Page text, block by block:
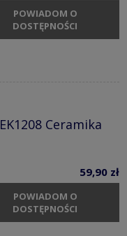
POWIADOM O
DOSTĘPNOŚCI
Ceramika
59,90 zł
POWIADOM O
DOSTĘPNOŚCI